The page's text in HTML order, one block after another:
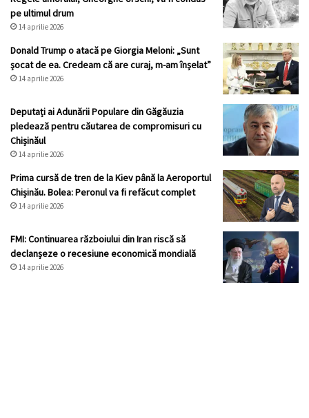
pe ultimul drum
14 aprilie 2026
Donald Trump o atacă pe Giorgia Meloni: „Sunt
șocat de ea. Credeam că are curaj, m-am înșelat”
14 aprilie 2026
Deputați ai Adunării Populare din Găgăuzia
pledează pentru căutarea de compromisuri cu
Chișinăul
14 aprilie 2026
Prima cursă de tren de la Kiev până la Aeroportul
Chișinău. Bolea: Peronul va fi refăcut complet
14 aprilie 2026
FMI: Continuarea războiului din Iran riscă să
declanșeze o recesiune economică mondială
14 aprilie 2026